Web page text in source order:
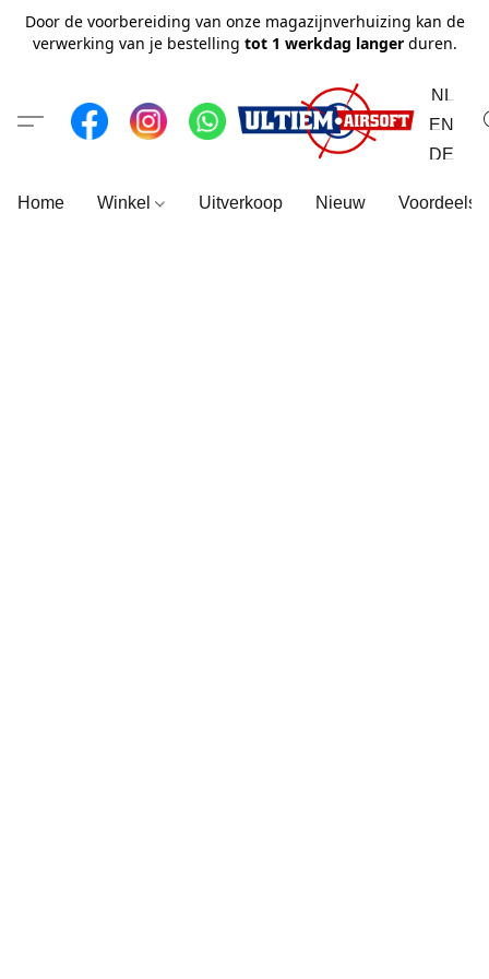
Door de voorbereiding van onze magazijnverhuizing kan de
verwerking van je bestelling tot 1 werkdag langerduren.
NL
EN
DE
Home Winkel Uitverkoop Nieuw